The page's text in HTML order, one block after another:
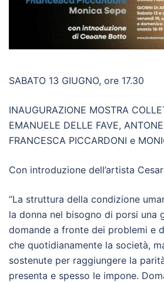
SABATO 13 GIUGNO, ore 17.30
INAUGURAZIONE MOSTRA
EMANUELE DELLE FAVE,
FRANCESCA PICCARDONI e
Con introduzione dell’artista
“La struttura della condizione
la donna nel bisogno di porsi una
domande a fronte dei problemi e
che quotidianamente la società,
sostenute per raggiungere la
presenta e spesso le impone.